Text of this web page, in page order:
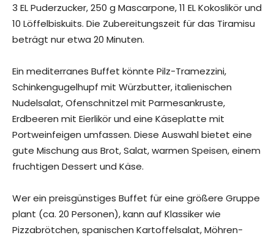
3 EL Puderzucker, 250 g Mascarpone, 11 EL Kokoslikör und
10 Löffelbiskuits. Die Zubereitungszeit für das Tiramisu
beträgt nur etwa 20 Minuten.
Ein mediterranes Buffet könnte Pilz-Tramezzini,
Schinkengugelhupf mit Würzbutter, italienischen
Nudelsalat, Ofenschnitzel mit Parmesankruste,
Erdbeeren mit Eierlikör und eine Käseplatte mit
Portweinfeigen umfassen. Diese Auswahl bietet eine
gute Mischung aus Brot, Salat, warmen Speisen, einem
fruchtigen Dessert und Käse.
Wer ein preisgünstiges Buffet für eine größere Gruppe
plant (ca. 20 Personen), kann auf Klassiker wie
Pizzabrötchen, spanischen Kartoffelsalat, Möhren-